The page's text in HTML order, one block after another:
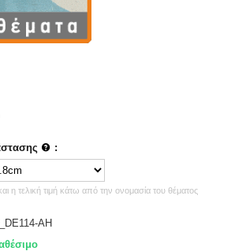
:
η τελική τιμή κάτω από την ονομασία του θέματος
AH